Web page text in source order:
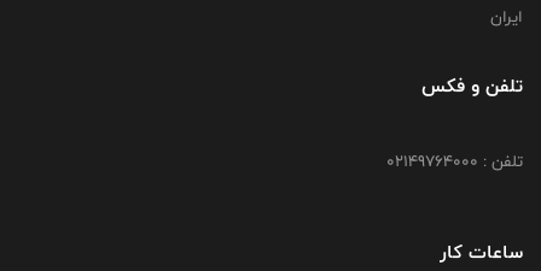
ایران
تلفن و فکس
تلفن : 02149764000
ساعات کار